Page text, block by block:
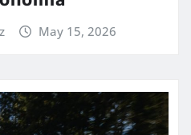
May 15, 2026